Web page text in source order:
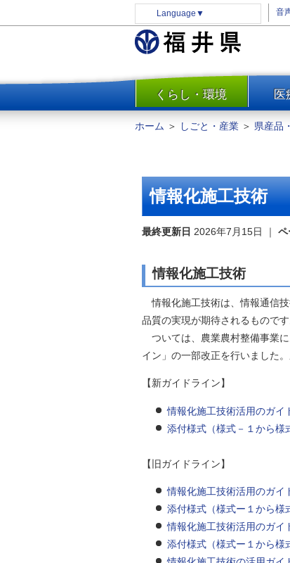
Language ▼ 音
一覧
くらし・環境 医
防災
水道・エネルギー
住まい・土地
環境問題・廃棄物対策・リサ
イクル
まちづくり
交通・道路
河川・砂防・港湾
自然
ホーム ＞ しごと・産業 ＞ 県産品
情報化施工技術
最終更新日 2026年7月15日 ｜ ペ
情報化施工技術
情報化施工技術は、情報通信
品質の実現が期待されるものです
ついては、農業農村整備事業
イン」の一部改正を行いました
【新ガイドライン】
情報化施工技術活用のガイ
添付様式（様式－１から様
【旧ガイドライン】
情報化施工技術活用のガイ
添付様式（様式ー１から様
情報化施工技術活用のガイ
添付様式（様式ー１から様